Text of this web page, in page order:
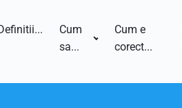
Cum
sa...
Cum e
corect...